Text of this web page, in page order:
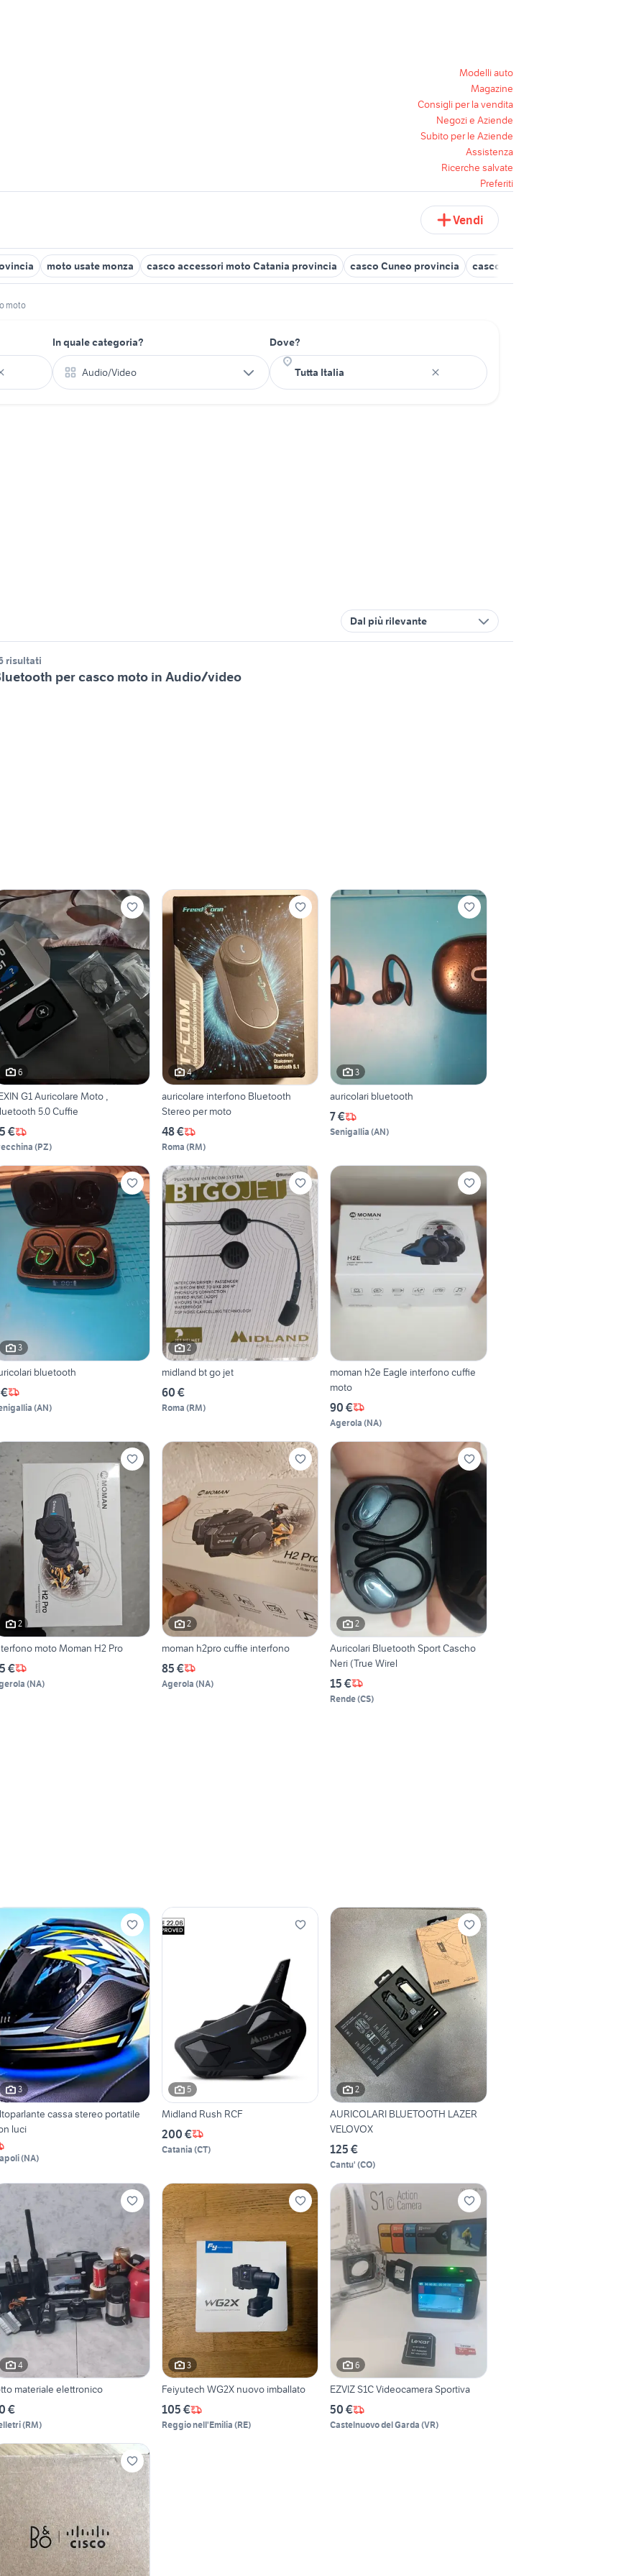
Modelli auto
Magazine
Consigli per la vendita
Negozi e Aziende
Subito per le Aziende
Assistenza
Ricerche salvate
Preferiti
Vendi
moto usate monza casco accessori moto Catania provincia casco Cuneo provincia casco frecce tricolore
moto
In quale categoria?
Audio/Video
Dove?
Dal più rilevante
risultati
per casco moto in Audio/video
6
G1 Auricolare Moto ,
5.0 Cuffie
€
(PZ)
4
auricolare interfono Bluetooth
Stereo per moto
48 €
Roma (RM)
3
auricolari bluetooth
7 €
Senigallia (AN)
3
bluetooth
(AN)
2
midland bt go jet
60 €
Roma (RM)
moman h2e Eagle interfono cuffie
moto
90 €
Agerola (NA)
2
moto Moman H2 Pro
€
(NA)
2
moman h2pro cuffie interfono
85 €
Agerola (NA)
2
Auricolari Bluetooth Sport Cascho
Neri (True Wirel
15 €
Rende(CS)
3
cassa stereo portatile
luci
(NA)
5
Midland Rush RCF
200 €
Catania (CT)
2
AURICOLARI BLUETOOTH LAZER
VELOVOX
125 €
Cantu' (CO)
4
materiale elettronico
€
(RM)
3
Feiyutech WG2X nuovo imballato
105 €
Reggio nell'Emilia (RE)
6
EZVIZ S1C Videocamera Sportiva
50 €
Castelnuovo del Garda (VR)